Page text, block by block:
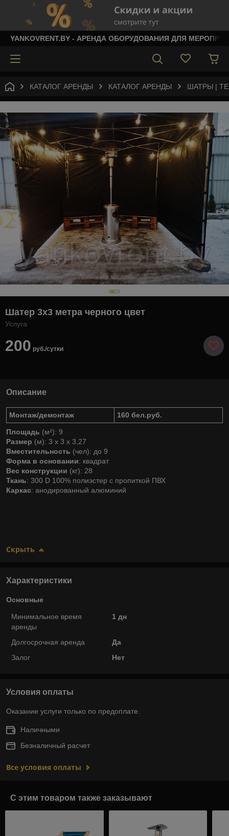
YANKOVRENT.BY - АРЕНДА ОБОРУДОВАНИЯ ДЛЯ
КАТАЛОГ АРЕНДЫ КАТАЛОГ АРЕНДЫ ШАТРЫ |
Шатер 3х3 метра черного цвет
Услуга
200 руб./сутки
Описание
Монтаж/демонтаж 160 бел.руб.
Площадь (м²): 9
Размер (м): 3 х 3 х 3,27
Вместительность (чел): до 9
Форма в основании: квадрат
Вес конструкции (кг): 28
Ткань: 300 D 100% полиэстер с пропиткой ПВХ
Каркас: анодированный алюминий
Скрыть
Характеристики
Основные
Минимальное время
аренды
1 дн
Долгосрочная аренда
Да
Залог
Нет
Условия оплаты
Оказание услуги только по предоплате.
Наличными
Безналичный расчет
Все условия оплаты
С этим товаром также заказывают